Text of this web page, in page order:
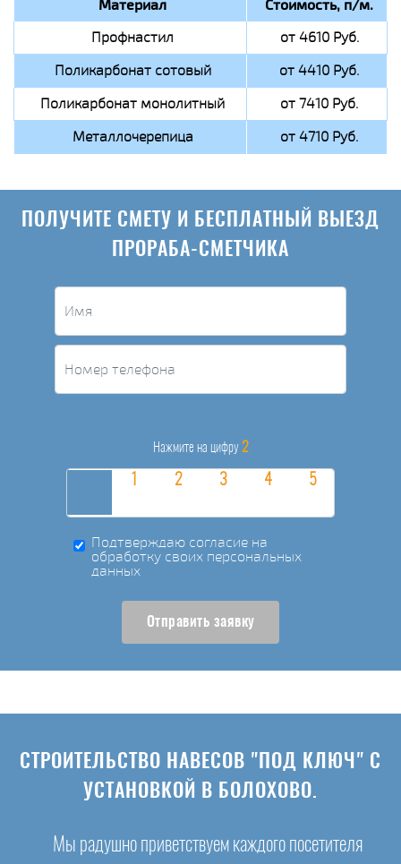
Материал Стоимость, п/м.
Профнастил
от 4610 Руб.
Поликарбонат сотовый
от 4410 Руб.
Поликарбонат монолитный
от 7410 Руб.
Металлочерепица
от 4710 Руб.
ПОЛУЧИТЕ СМЕТУ И БЕСПЛАТНЫЙ ВЫЕЗД
ПРОРАБА-СМЕТЧИКА
Нажмите на цифру 2
Подтверждаю согласие на
обработку своих персональных
данных
Отправить заявку
СТРОИТЕЛЬСТВО НАВЕСОВ "ПОД КЛЮЧ" С
УСТАНОВКОЙ В БОЛОХОВО.
Мы радушно приветствуем каждого посетителя